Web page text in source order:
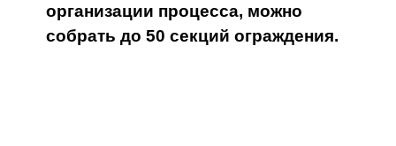
организации процесса, можно
собрать до 50 секций ограждения.